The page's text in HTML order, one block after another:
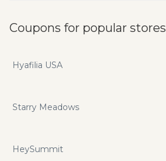
Coupons for popular stores
Hyafilia USA
Starry Meadows
HeySummit